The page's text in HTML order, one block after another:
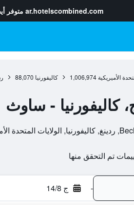
ar.hotelscombined.com متوفر
الأميريكية 1,006,974 كاليفورنيا 88,070
- ج 14/8